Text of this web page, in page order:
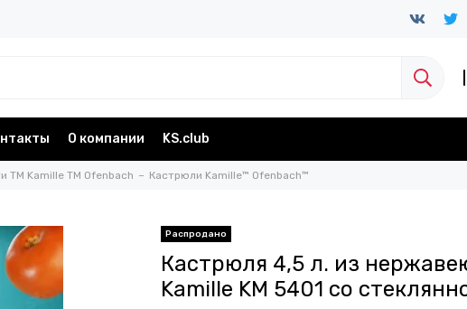
О компании KS.club
TM Kamille TM Ofenbach Кастрюли Kamille™ Ofenbach™
Кастрюля 4,5 л. из
Kamille KM 5401 со